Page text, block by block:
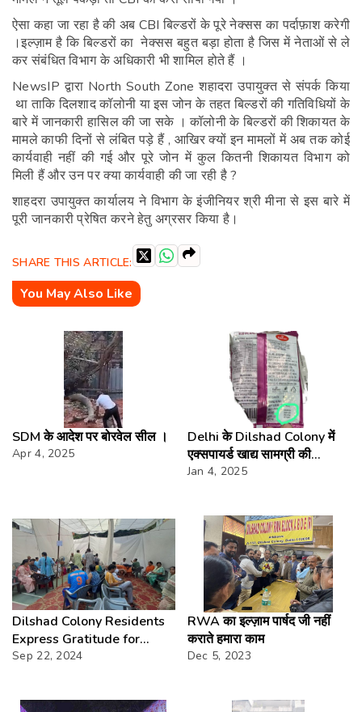
ऐसा कहा जा रहा है की अब CBI बिल्डरों के पूरे नेक्सस का पर्दाफ़ाश करेगी
।इल्ज़ाम है कि बिल्डरों का नेक्सस बहुत बड़ा होता है जिस में नेताओं से ले
कर संबंधित विभाग के अधिकारी भी शामिल होते हैं ।
NewsIP द्वारा North South Zone शहादरा उपायुक्त से संपर्क किया
था ताकि दिलशाद कॉलोनी या इस जोन के तहत बिल्डरों की गतिविधियों के
बारे में जानकारी हासिल की जा सके । कॉलोनी के बिल्डरों की शिकायत के
मामले काफी दिनों से लंबित पड़े हैं , आखिर क्यों इन मामलों में अब तक कोई
कार्यवाही नहीं की गई और पूरे जोन में कुल कितनी शिकायत विभाग को
मिली हैं और उन पर क्या कार्यवाही की जा रही है ?
शाहदरा उपायुक्त कार्यालय ने विभाग के इंजीनियर श्री मीना से इस बारे में
पूरी जानकारी प्रेषित करने हेतु अग्रसर किया है।
SHARE THIS ARTICLE:
You May Also Like
SDM के आदेश पर बोरवेल सील ।
Apr 4, 2025
Delhi के Dilshad Colony में
एक्सपायर्ड खाद्य सामग्री की
खुलेआम बिक्री
Jan 4, 2025
Dilshad Colony Residents
Express Gratitude for
Successful Medical Camp
Sep 22, 2024
RWA का इल्ज़ाम पार्षद जी नहीं
कराते हमारा काम
Dec 5, 2023